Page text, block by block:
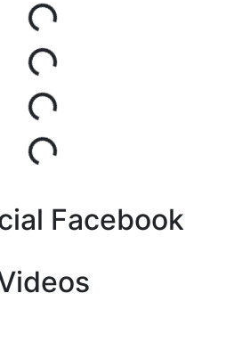
Cargando...
Cargando...
Cargando...
Facebook